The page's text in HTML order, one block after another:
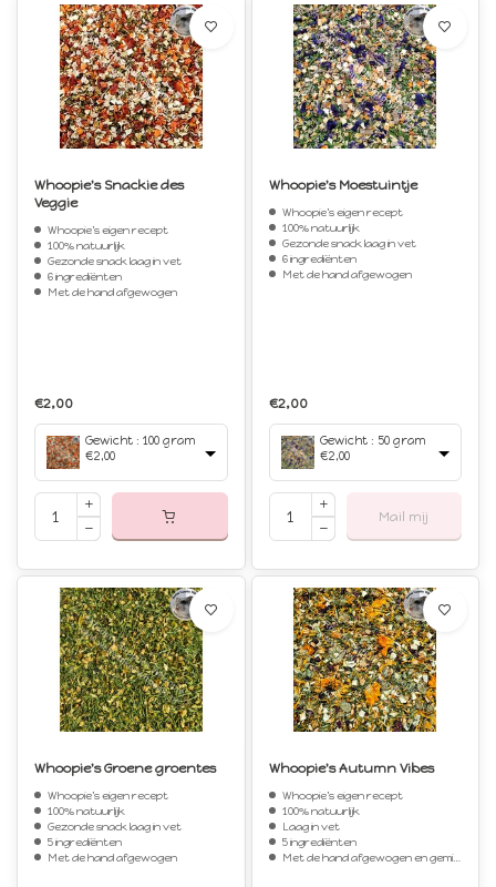
Whoopie's Snackie des
Veggie
Whoopie's eigen recept
100% natuurlijk
Gezonde snack laag in vet
6 ingrediënten
Met de hand afgewogen
€2,00
Gewicht : 100 gram
€2,00
Whoopie's Moestuintje
Whoopie's eigen recept
100% natuurlijk
Gezonde snack laag in vet
6 ingrediënten
Met de hand afgewogen
€2,00
Gewicht : 50 gram
€2,00
Mail mij
Whoopie's Groene groentes
Whoopie's eigen recept
100% natuurlijk
Gezonde snack laag in vet
5 ingrediënten
Met de hand afgewogen
Whoopie's Autumn Vibes
Whoopie's eigen recept
100% natuurlijk
Laag in vet
5 ingrediënten
Met de hand afgewogen en gemixt